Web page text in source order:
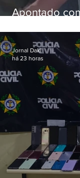
Apontado
aposentados
Jornal Daki
há 23 horas